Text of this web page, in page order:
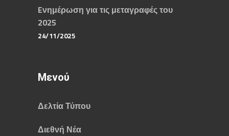
Eνημέρωση για τις μεταγραφές του
2025
24/11/2025
Μενού
Δελτία Τύπου
Διεθνή Νέα